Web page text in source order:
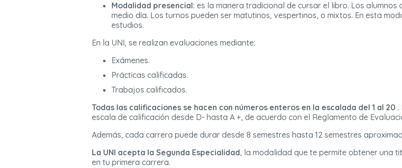
Modalidad presencial: es la manera tradicional de cursar el libro. Los
medio día. Los turnos pueden ser matutinos, vespertinos, o mixtos. En esta
estudios.
En la UNI, se realizan evaluaciones mediante:
Exámenes.
Prácticas calificadas.
Trabajos calificados.
Todas las calificaciones se hacen con números enteros en la escalada del 1 al 20 .
escala de calificación desde D- hasta A +, de acuerdo con el Reglamento de
Además, cada carrera puede durar desde 8 semestres hasta 12 semestres
La UNI acepta la Segunda Especialidad, la modalidad que te permite obtener una
en tu primera carrera.